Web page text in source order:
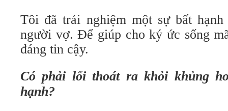
Tôi đã trải nghiệm một sự bất
người vợ. Để giúp cho ký ức sống
đáng tin cậy.
Có phải lối thoát ra khỏi khủng
hạnh?